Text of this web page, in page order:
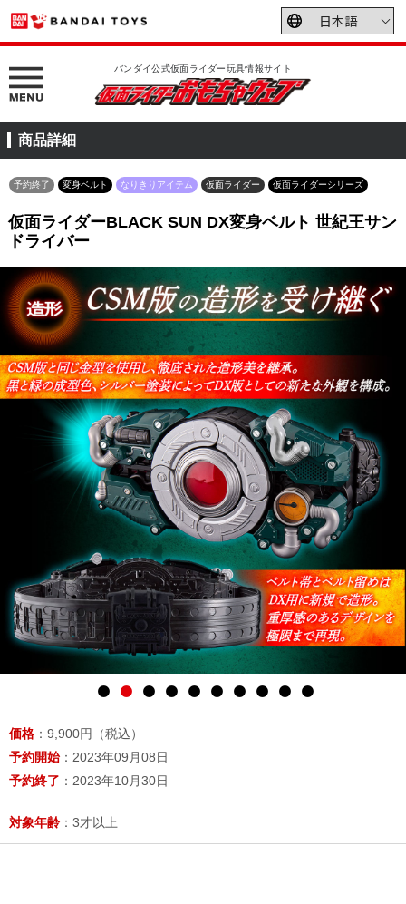
バンダイ公式仮面ライダー玩具情報サイト
商品詳細
予約終了 変身ベルト なりきりアイテム 仮面ライダー 仮面ライダーシリーズ
仮面ライダーBLACK SUN DX変身ベルト 世紀王サン
ドライバー
価格 ：9,900円（税込）
予約開始：2023年09月08日
予約終了 ：2023年10月30日
対象年齢 ：3才以上